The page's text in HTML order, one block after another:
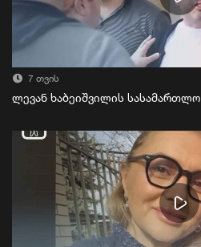
7 თვის
ლევან ხაბეიშვილის სასამართლო